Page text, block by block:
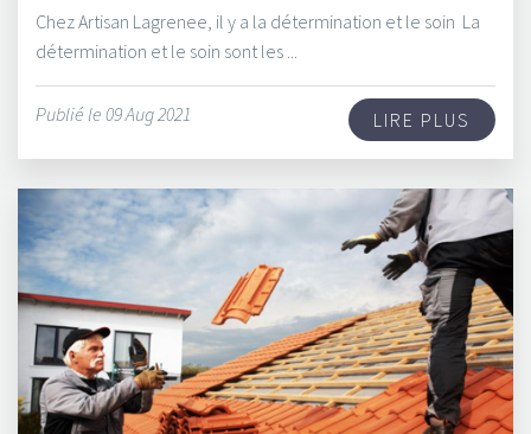
Chez Artisan Lagrenee, il y a la détermination et le soin La
détermination et le soin sont les ...
Publié le 09 Aug 2021 LIRE PLUS